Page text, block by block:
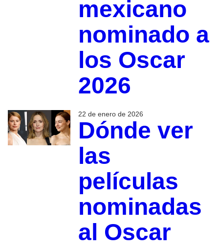
mexicano
nominado a
los Oscar
2026
22 de enero de 2026
Dónde ver
las
películas
nominadas
al Oscar